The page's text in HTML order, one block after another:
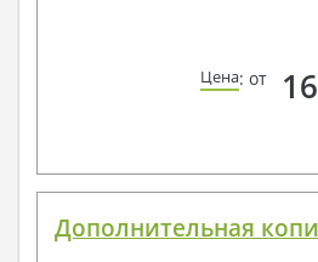
Цена: от
Дополнительная